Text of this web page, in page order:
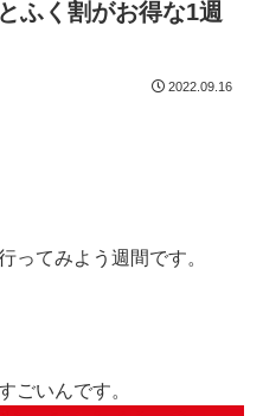
ふく割がお得な1週
2022.09.16
ってみよう週間です。
ごいんです。